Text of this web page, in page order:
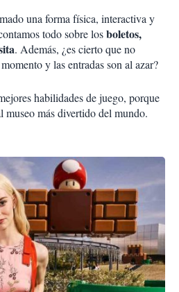
una forma física, interactiva y
todo sobre losboletos,
. Además, ¿es cierto que no
y las entradas son al azar?
habilidades de juego, porque
museo más divertido del mundo.